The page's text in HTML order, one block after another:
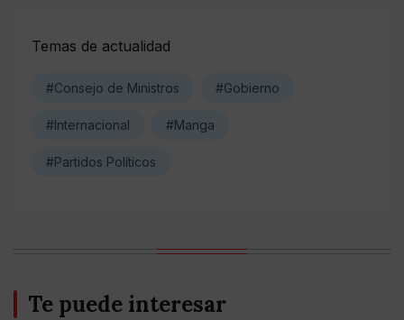
Temas de actualidad
#Consejo de Ministros #Gobierno
#Internacional #Manga
#Partidos Políticos
Te puede interesar